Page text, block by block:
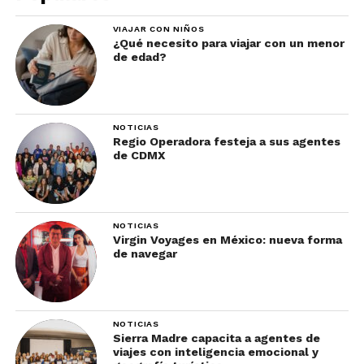
naturaleza. Aparium Hotel Group subraya la
singularidad de Populus, llevando la naturaleza al
centro urbano de Denver. El diseño evoca la
naturaleza con ventanales en forma de ojo de
álamo, una escalera escultural y una experiencia
forestal, con un vestíbulo de doble altura que imita
un bosque. Populus se perfila como un destino
imperdible en 2024, fusionando diseño innovador,
sostenibilidad y una conexión auténtica con el
entorno de Colorado.
VIAJAR CON NIÑOS
¿Qué necesito para viajar con un menor
de edad?
NOTICIAS
Regio Operadora festeja a sus agentes
de CDMX
NOTICIAS
Virgin Voyages en México: nueva forma
de navegar
NOTICIAS
Sierra Madre capacita a agentes de
viajes con inteligencia emocional y